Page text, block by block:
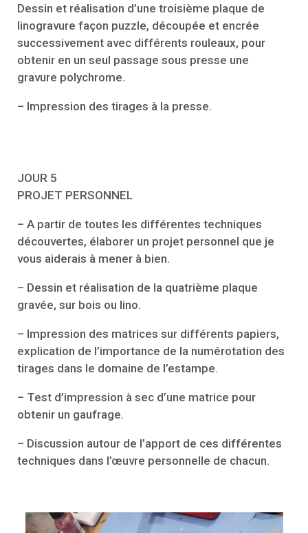
Dessin et réalisation d’une troisième plaque de
linogravure façon puzzle, découpée et encrée
successivement avec différents rouleaux, pour
obtenir en un seul passage sous presse une
gravure polychrome.
– Impression des tirages à la presse.
JOUR 5
PROJET PERSONNEL
– A partir de toutes les différentes techniques
découvertes, élaborer un projet personnel que je
vous aiderais à mener à bien.
– Dessin et réalisation de la quatrième plaque
gravée, sur bois ou lino.
– Impression des matrices sur différents papiers,
explication de l’importance de la numérotation des
tirages dans le domaine de l’estampe.
– Test d’impression à sec d’une matrice pour
obtenir un gaufrage.
– Discussion autour de l’apport de ces différentes
techniques dans l’œuvre personnelle de chacun.